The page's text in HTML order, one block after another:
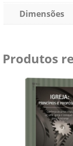
Dimensões
Produtos